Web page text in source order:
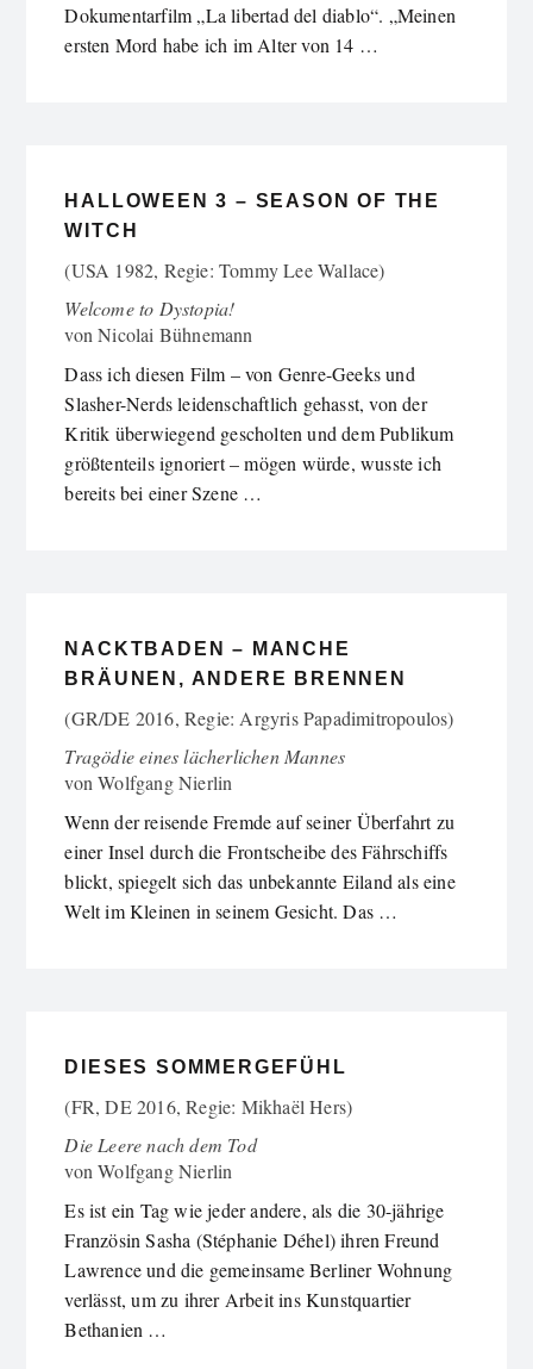
Dokumentarfilm „La libertad del diablo“. „Meinen
ersten Mord habe ich im Alter von 14 …
HALLOWEEN 3 – SEASON OF THE
WITCH
(USA 1982, Regie: Tommy Lee Wallace)
Welcome to Dystopia!
vonNicolai Bühnemann
Dass ich diesen Film – von Genre-Geeks und
Slasher-Nerds leidenschaftlich gehasst, von der
Kritik überwiegend gescholten und dem Publikum
größtenteils ignoriert – mögen würde, wusste ich
bereits bei einer Szene …
NACKTBADEN – MANCHE
BRÄUNEN, ANDERE BRENNEN
(GR/DE 2016, Regie: Argyris Papadimitropoulos)
Tragödie eines lächerlichen Mannes
vonWolfgang Nierlin
Wenn der reisende Fremde auf seiner Überfahrt zu
einer Insel durch die Frontscheibe des Fährschiffs
blickt, spiegelt sich das unbekannte Eiland als eine
Welt im Kleinen in seinem Gesicht. Das …
DIESES SOMMERGEFÜHL
(FR, DE 2016, Regie: Mikhaël Hers)
Die Leere nach dem Tod
vonWolfgang Nierlin
Es ist ein Tag wie jeder andere, als die 30-jährige
Französin Sasha (Stéphanie Déhel) ihren Freund
Lawrence und die gemeinsame Berliner Wohnung
verlässt, um zu ihrer Arbeit ins Kunstquartier
Bethanien …